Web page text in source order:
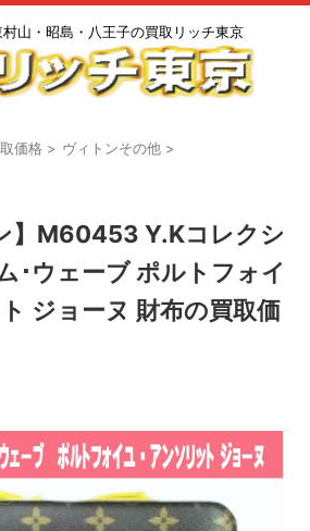
山・昭島・八王子の買取リッチ東京
価格 > ヴィトンその他 >
】M60453 Y.Kコレクシ
･ウェーブ ポルトフォイ
ジョーヌ 財布の買取価